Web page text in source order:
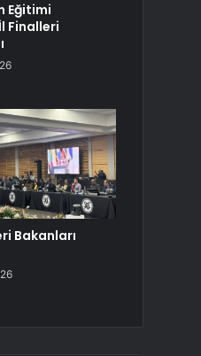
Eğitimi
Finalleri
Bakanları